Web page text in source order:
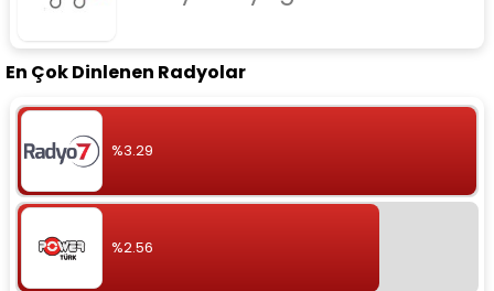
En Çok Dinlenen Radyolar
%3.29
%2.56